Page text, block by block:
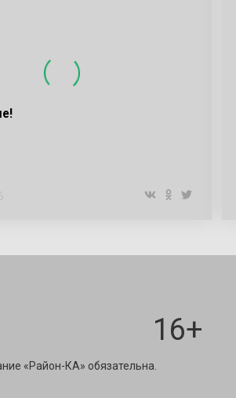
16+
«Район-КА» обязательна.